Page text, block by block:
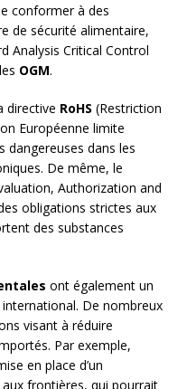
conformer à des
de sécurité alimentaire,
Analysis Critical Control
OGM.
directive RoHS (Restriction
Européenne limite
dangereuses dans les
De même, le
Authorization and
obligations strictes aux
des substances
ont également un
De nombreux
visant à réduire
Par exemple,
en place d’un
frontières, qui pourrait